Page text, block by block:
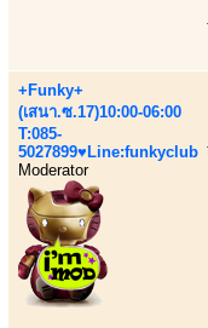
+Funky+
(เสนา.ซ.17)10:00-06:00
T:085-
5027899♥Line:funkyclub
Moderator